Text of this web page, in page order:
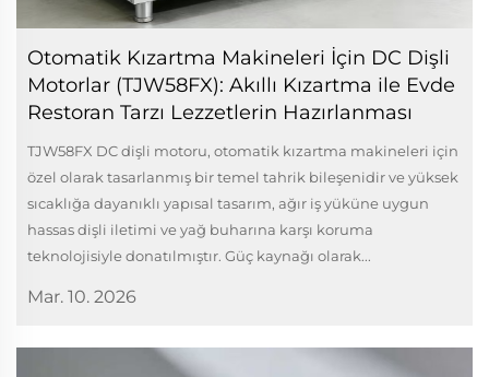
Otomatik Kızartma Makineleri İçin DC Dişli
Motorlar (TJW58FX): Akıllı Kızartma ile Evde
Restoran Tarzı Lezzetlerin Hazırlanması
TJW58FX DC dişli motoru, otomatik kızartma makineleri için
özel olarak tasarlanmış bir temel tahrik bileşenidir ve yüksek
sıcaklığa dayanıklı yapısal tasarım, ağır iş yüküne uygun
hassas dişli iletimi ve yağ buharına karşı koruma
teknolojisiyle donatılmıştır. Güç kaynağı olarak...
Mar. 10. 2026